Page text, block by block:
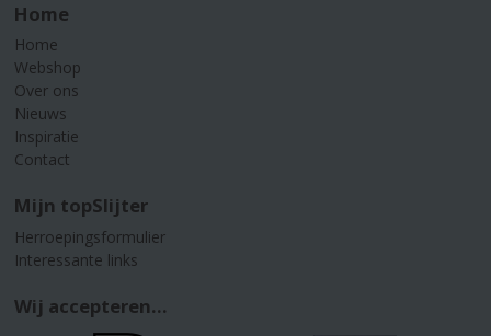
Home
Home
Webshop
Over ons
Nieuws
Inspiratie
Contact
Mijn topSlijter
Herroepingsformulier
Interessante links
Wij accepteren...